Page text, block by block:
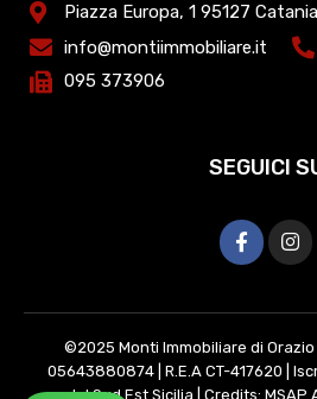
Piazza Europa, 1 95127
info@montiimmobiliare.it
095 373906
SEGUICI
©2025 Monti Immobiliare di Orazio
05643880874 | R.E.A CT-417620 |
del Sud Est Sicilia | Credits: MSAP